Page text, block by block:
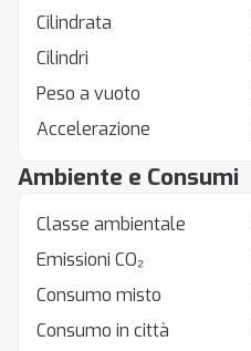
Cilindrata
Cilindri
Peso a vuoto
Accelerazione
Ambiente e Consumi
Classe ambientale
Emissioni CO₂
Consumo misto
Consumo in città